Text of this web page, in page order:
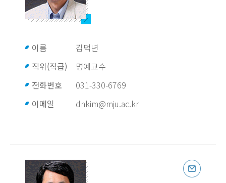
이름
김덕년
직위(직급)
명예교수
전화번호
031-330-6769
이메일
dnkim@mju.ac.kr